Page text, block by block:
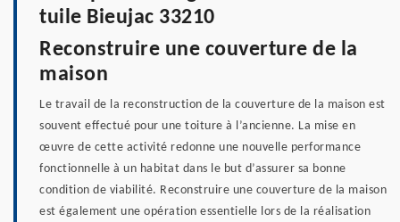
tuile Bieujac 33210
Reconstruire une couverture de la
maison
Le travail de la reconstruction de la couverture de la maison est
souvent effectué pour une toiture à l’ancienne. La mise en
œuvre de cette activité redonne une nouvelle performance
fonctionnelle à un habitat dans le but d’assurer sa bonne
condition de viabilité. Reconstruire une couverture de la maison
est également une opération essentielle lors de la réalisation